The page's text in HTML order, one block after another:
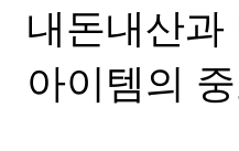
내돈내산과
아이템의